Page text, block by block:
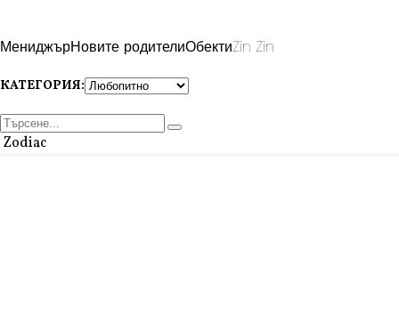
МениджърНовите родителиОбектиZin Zin
КАТЕГОРИЯ:
Zodiac